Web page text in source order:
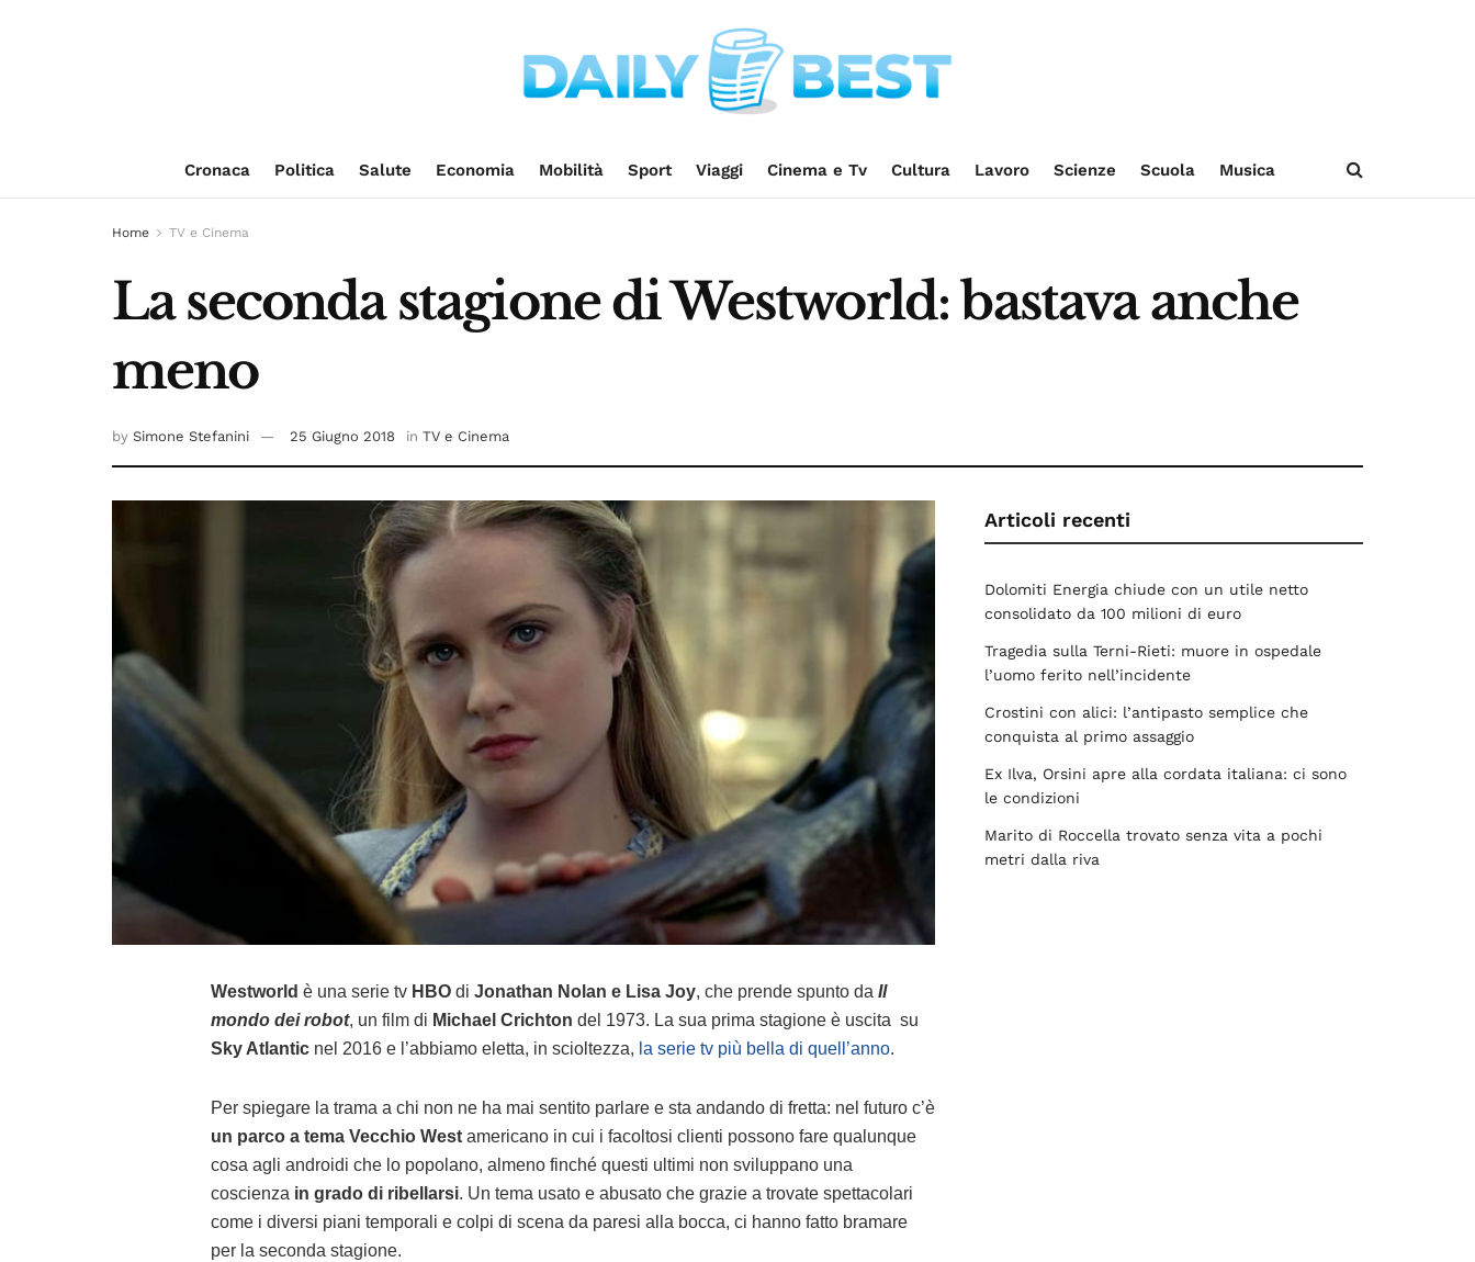
Cronaca Politica Salute Economia Mobilità Sport Viaggi Cinema e Tv Cultura Lavoro Scienze Scuola Musica
Home TV e Cinema
La seconda stagione di Westworld: bastava anche
meno
by Simone Stefanini 25 Giugno 2018 in TV e Cinema
Westworld è una serie tv HBO di Jonathan Nolan e Lisa Joy, che prende spunto da Il
mondo dei robot, un film di Michael Crichton del 1973. La sua prima stagione è uscita su
Sky Atlantic nel 2016 e l’abbiamo eletta, in scioltezza, la serie tv più bella di quell’anno.
Per spiegare la trama a chi non ne ha mai sentito parlare e sta andando di fretta: nel futuro c’è
un parco a tema Vecchio West americano in cui i facoltosi clienti possono fare qualunque
cosa agli androidi che lo popolano, almeno finché questi ultimi non sviluppano una
coscienza in grado di ribellarsi. Un tema usato e abusato che grazie a trovate spettacolari
come i diversi piani temporali e colpi di scena da paresi alla bocca, ci hanno fatto bramare
per la seconda stagione.
Articoli recenti
Dolomiti Energia chiude con un utile netto
consolidato da 100 milioni di euro
Tragedia sulla Terni-Rieti: muore in ospedale
l’uomo ferito nell’incidente
Crostini con alici: l’antipasto semplice che
conquista al primo assaggio
Ex Ilva, Orsini apre alla cordata italiana: ci sono
le condizioni
Marito di Roccella trovato senza vita a pochi
metri dalla riva